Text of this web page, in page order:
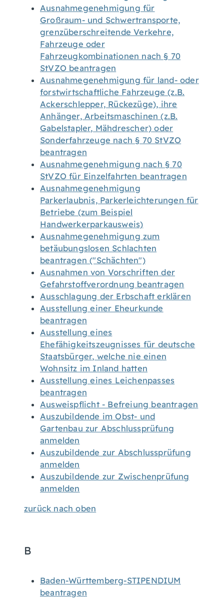
Ausnahmegenehmigung für
Großraum- und Schwertransporte,
grenzüberschreitende Verkehre,
Fahrzeuge oder
Fahrzeugkombinationen nach § 70
StVZO beantragen
Ausnahmegenehmigung für land- oder
forstwirtschaftliche Fahrzeuge (z.B.
Ackerschlepper, Rückezüge), ihre
Anhänger, Arbeitsmaschinen (z.B.
Gabelstapler, Mähdrescher) oder
Sonderfahrzeuge nach § 70 StVZO
beantragen
Ausnahmegenehmigung nach § 70
StVZO für Einzelfahrten beantragen
Ausnahmegenehmigung
Parkerlaubnis, Parkerleichterungen für
Betriebe (zum Beispiel
Handwerkerparkausweis)
Ausnahmegenehmigung zum
betäubungslosen Schlachten
beantragen ("Schächten")
Ausnahmen von Vorschriften der
Gefahrstoffverordnung beantragen
Ausschlagung der Erbschaft erklären
Ausstellung einer Eheurkunde
beantragen
Ausstellung eines
Ehefähigkeitszeugnisses für deutsche
Staatsbürger, welche nie einen
Wohnsitz im Inland hatten
Ausstellung eines Leichenpasses
beantragen
Ausweispflicht - Befreiung beantragen
Auszubildende im Obst- und
Gartenbau zur Abschlussprüfung
anmelden
Auszubildende zur Abschlussprüfung
anmelden
Auszubildende zur Zwischenprüfung
anmelden
zurück nach oben
B
Baden-Württemberg-STIPENDIUM
beantragen